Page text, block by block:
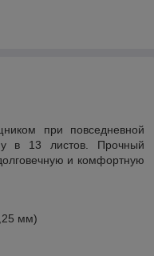
при повседневной
в 13 листов. Прочный
и комфортную
мм)